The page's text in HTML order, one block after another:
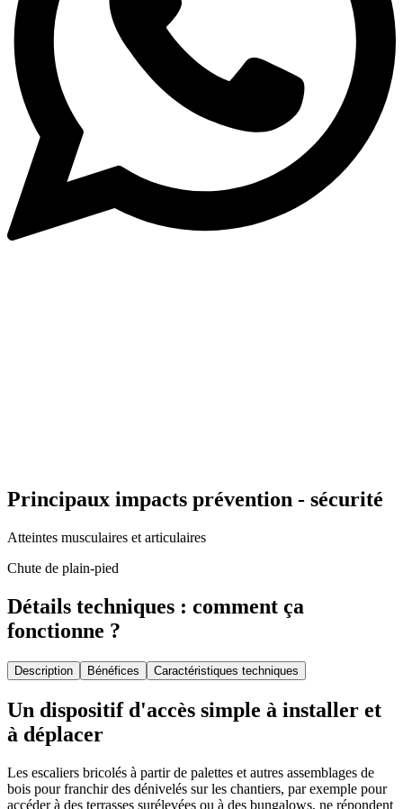
Principaux impacts prévention - sécurité
Atteintes musculaires et articulaires
Chute de plain-pied
Détails techniques : comment ça
fonctionne ?
Description Bénéfices Caractéristiques techniques
Un dispositif d'accès simple à installer et
à déplacer
Les escaliers bricolés à partir de palettes et autres assemblages de
bois pour franchir des dénivelés sur les chantiers, par exemple pour
accéder à des terrasses surélevées ou à des bungalows, ne répondent